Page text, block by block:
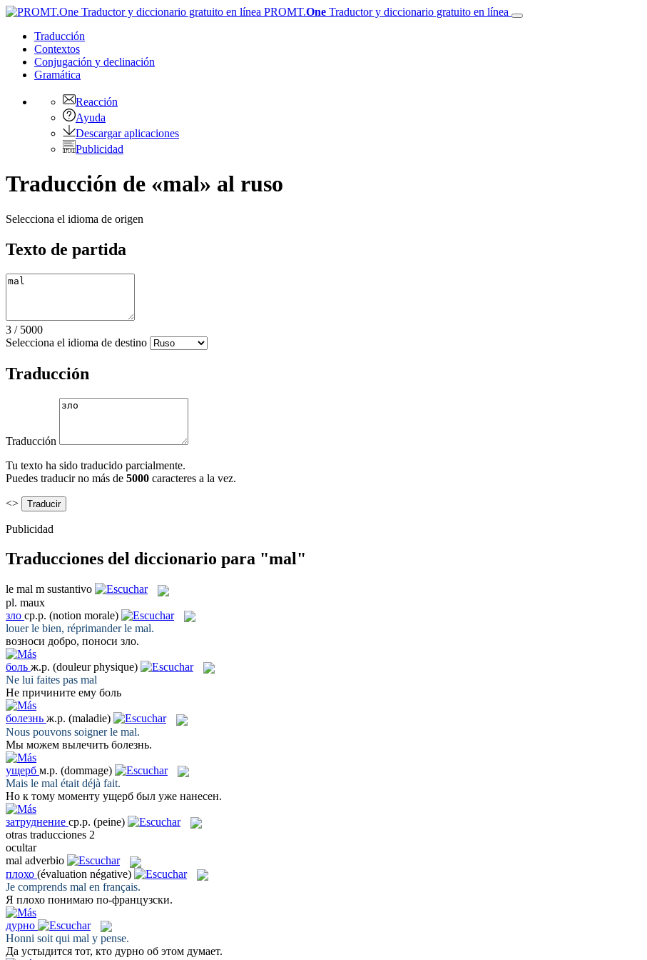
PROMT.One Traductor y diccionario gratuito en línea
Traducción
Contextos
Conjugación y declinación
Gramática
Reacción
Ayuda
Descargar aplicaciones
Publicidad
Traducción de «mal» al ruso
Selecciona el idioma de origen
Texto de partida
3 / 5000
Selecciona el idioma de destino
Traducción
Traducción
Tu texto ha sido traducido parcialmente.
Puedes traducir no más de 5000 caracteres a la vez.
<>
Publicidad
Traducciones del diccionario para "mal"
le mal m sustantivo
pl. maux
зло ср.р. (notion morale)
louer le bien, réprimander le mal.
возноси добро, поноси зло.
боль ж.р. (douleur physique)
Ne lui faites pas mal
Не причините ему боль
болезнь ж.р. (maladie)
Nous pouvons soigner le mal.
Мы можем вылечить болезнь.
ущерб м.р. (dommage)
Mais le mal était déjà fait.
Но к тому моменту ущерб был уже нанесен.
затруднение ср.р. (peine)
otras traducciones 2
ocultar
mal adverbio
плохо (évaluation négative)
Je comprends mal en français.
Я плохо понимаю по-французски.
дурно
Honni soit qui mal y pense.
Да устыдится тот, кто дурно об этом думает.